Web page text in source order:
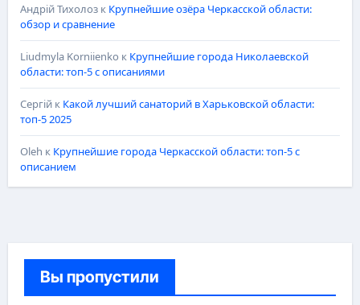
Андрій Тихолозк Крупнейшие озёра Черкасской области:
обзор и сравнение
Liudmyla Korniienko к Крупнейшие города Николаевской
области: топ-5 с описаниями
Сергійк Какой лучший санаторий в Харьковской области:
топ-5 2025
Oleh к Крупнейшие города Черкасской области: топ-5 с
описанием
Вы пропустили